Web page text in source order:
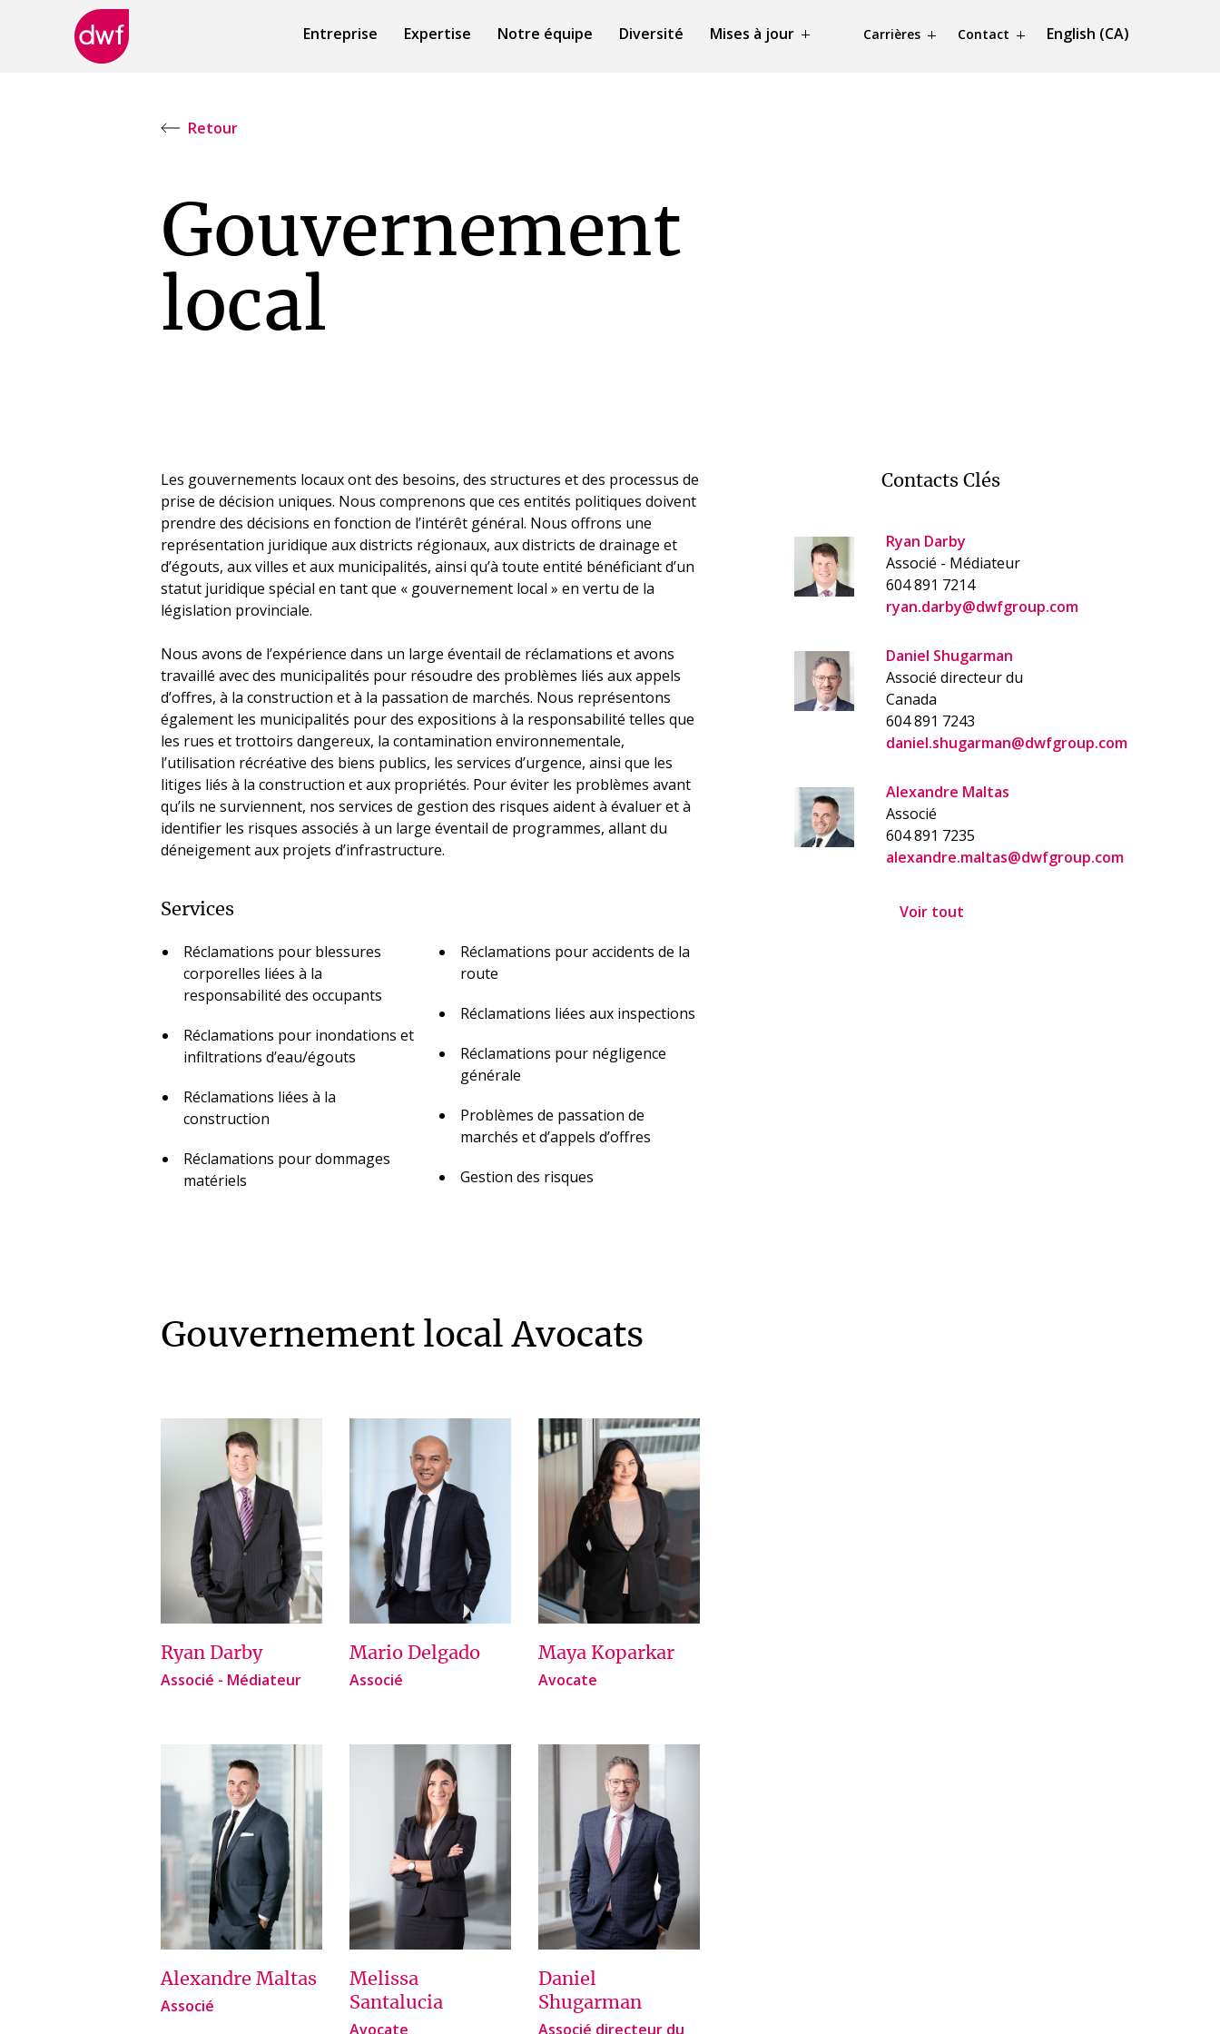
Entreprise Expertise Notre équipe Diversité Mises à jour Carrières Contact English (CA)
Retour
Gouvernement
local
Les gouvernements locaux ont des besoins, des structures et des processus de
prise de décision uniques. Nous comprenons que ces entités politiques doivent
prendre des décisions en fonction de l’intérêt général. Nous offrons une
représentation juridique aux districts régionaux, aux districts de drainage et
d’égouts, aux villes et aux municipalités, ainsi qu’à toute entité bénéficiant d’un
statut juridique spécial en tant que « gouvernement local » en vertu de la
législation provinciale.
Nous avons de l’expérience dans un large éventail de réclamations et avons
travaillé avec des municipalités pour résoudre des problèmes liés aux appels
d’offres, à la construction et à la passation de marchés. Nous représentons
également les municipalités pour des expositions à la responsabilité telles que
les rues et trottoirs dangereux, la contamination environnementale,
l’utilisation récréative des biens publics, les services d’urgence, ainsi que les
litiges liés à la construction et aux propriétés. Pour éviter les problèmes avant
qu’ils ne surviennent, nos services de gestion des risques aident à évaluer et à
identifier les risques associés à un large éventail de programmes, allant du
déneigement aux projets d’infrastructure.
Services
Réclamations pour blessures
corporelles liées à la
responsabilité des occupants
Réclamations pour inondations et
infiltrations d’eau/égouts
Réclamations liées à la
construction
Réclamations pour dommages
matériels
Réclamations pour accidents de la
route
Réclamations liées aux inspections
Réclamations pour négligence
générale
Problèmes de passation de
marchés et d’appels d’offres
Gestion des risques
Gouvernement local Avocats
Ryan Darby
Associé - Médiateur
Mario Delgado
Associé
Maya Koparkar
Avocate
Alexandre Maltas
Associé
Melissa
Santalucia
Avocate
Daniel
Shugarman
Associé directeur du
Contacts Clés
Ryan Darby
Associé - Médiateur
604 891 7214
ryan.darby@dwfgroup.com
Daniel Shugarman
Associé directeur du
Canada
604 891 7243
daniel.shugarman@dwfgroup.com
Alexandre Maltas
Associé
604 891 7235
alexandre.maltas@dwfgroup.com
Voir tout